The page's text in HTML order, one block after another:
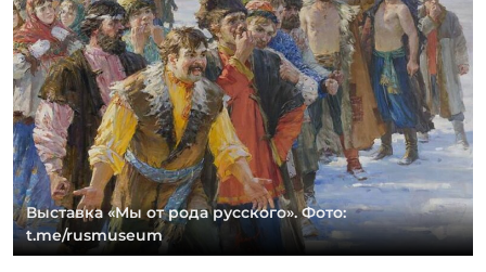
Выставка «Мы от рода русского». Фото:
t.me/rusmuseum